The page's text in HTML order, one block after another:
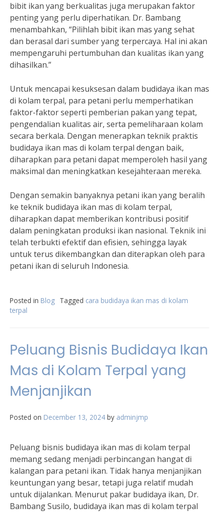
bibit ikan yang berkualitas juga merupakan faktor
penting yang perlu diperhatikan. Dr. Bambang
menambahkan, “Pilihlah bibit ikan mas yang sehat
dan berasal dari sumber yang terpercaya. Hal ini akan
mempengaruhi pertumbuhan dan kualitas ikan yang
dihasilkan.”
Untuk mencapai kesuksesan dalam budidaya ikan mas
di kolam terpal, para petani perlu memperhatikan
faktor-faktor seperti pemberian pakan yang tepat,
pengendalian kualitas air, serta pemeliharaan kolam
secara berkala. Dengan menerapkan teknik praktis
budidaya ikan mas di kolam terpal dengan baik,
diharapkan para petani dapat memperoleh hasil yang
maksimal dan meningkatkan kesejahteraan mereka.
Dengan semakin banyaknya petani ikan yang beralih
ke teknik budidaya ikan mas di kolam terpal,
diharapkan dapat memberikan kontribusi positif
dalam peningkatan produksi ikan nasional. Teknik ini
telah terbukti efektif dan efisien, sehingga layak
untuk terus dikembangkan dan diterapkan oleh para
petani ikan di seluruh Indonesia.
Posted in Blog Tagged cara budidaya ikan mas di kolam
terpal
Peluang Bisnis Budidaya Ikan
Mas di Kolam Terpal yang
Menjanjikan
Posted on December 13, 2024 by adminjmp
Peluang bisnis budidaya ikan mas di kolam terpal
memang sedang menjadi perbincangan hangat di
kalangan para petani ikan. Tidak hanya menjanjikan
keuntungan yang besar, tetapi juga relatif mudah
untuk dijalankan. Menurut pakar budidaya ikan, Dr.
Bambang Susilo, budidaya ikan mas di kolam terpal